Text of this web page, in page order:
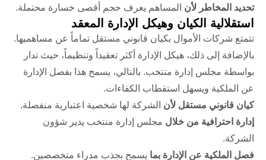
تحديد المخاطر لأن المساهم يعرف حجم أقصى خسارة محتملة.
استقلالية الكيان وهيكل الإدارة المعقد
تتمتع شركات الأموال بكيان قانوني مستقل تماماً عن مساهميها.
بالإضافة إلى ذلك، هيكل الإدارة أكثر تعقيداً وتنظيماً، حيث تدار
بواسطة مجلس إدارة منتخب. بالتالي، يسمح هذا بفصل الإدارة
عن الملكية ويسهل استقطاب الكفاءات.
كيان قانوني مستقل لأن الشركة لها شخصية اعتبارية منفصلة.
إدارة احترافية من خلال مجلس إدارة منتخب يدير شؤون
الشركة.
فصل الملكية عن الإدارة بما يسمح بجذب مدراء متخصصين.